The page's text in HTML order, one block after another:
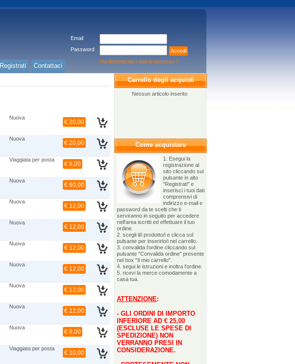
Email
Password
Accedi
Ha dimenticato i dati di accesso ?
Registrati
Contattaci
Carrello degli acquisti
Nessun articolo inserito
Come acquistare
1. Esegui la
registrazione al
sito cliccando sul
pulsante in alto
"Registrati" e
inserisci i tuoi dati
comprensivi di
indirizzo e-mail e
password da te scelti che ti
serviranno in seguito per accedere
nell'area iscritti ed effettuare il tuo
ordine.
2. scegli il/i prodotto/i e clicca sul
pulsante per inserirlo/i nel carrello.
3. convalida l'ordine cliccando sul
pulsante "Convalida ordine" presente
nel box "Il mio carrello".
4. segui le istruzioni e inoltra l'ordine.
5. ricevi la merce comodamente a
casa tua.
ATTENZIONE:
- GLI ORDINI DI IMPORTO
INFERIORE AD € 25,00
(ESCLUSE LE SPESE DI
SPEDIZIONE) NON
VERRANNO PRESI IN
CONSIDERAZIONE.
Nuova
€ 20,00
Nuova
€ 20,00
Viaggiata per posta
€ 6,00
Nuova
€ 60,00
Nuova
€ 12,00
Nuova
€ 12,00
Nuova
€ 12,00
Nuova
€ 12,00
Nuova
€ 12,00
Nuova
€ 12,00
Nuova
€ 8,00
Viaggiata per posta
€ 10,00